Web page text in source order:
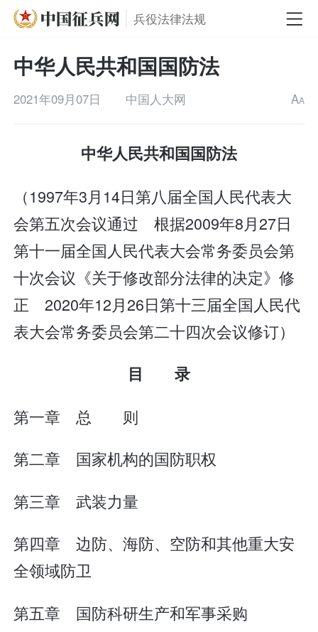
兵役法律法规
中华人民共和国国防法
2021年09月07日 中国人大网 AA
中华人民共和国国防法
（1997年3月14日第八届全国人民代表大
会第五次会议通过 根据2009年8月27日
第十一届全国人民代表大会常务委员会第
十次会议《关于修改部分法律的决定》修
正 2020年12月26日第十三届全国人民代
表大会常务委员会第二十四次会议修订）
目 录
第一章 总 则
第二章 国家机构的国防职权
第三章 武装力量
第四章 边防、海防、空防和其他重大安
全领域防卫
第五章 国防科研生产和军事采购